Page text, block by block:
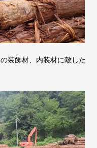
装飾材、内装材に敵した